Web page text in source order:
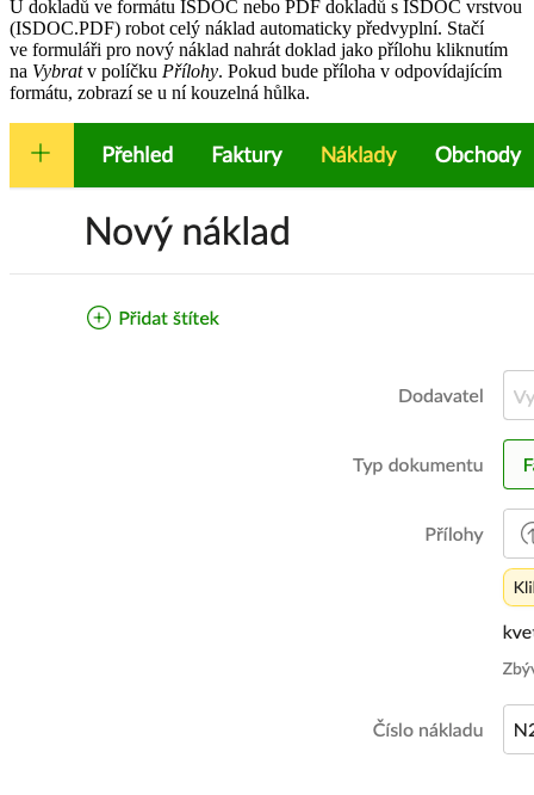
U dokladů ve formátu ISDOC nebo PDF dokladů s ISDOC vrstvou
(ISDOC.PDF) robot celý náklad automaticky předvyplní. Stačí
ve formuláři pro nový náklad nahrát doklad jako přílohu kliknutím
na Vybratv políčku Přílohy. Pokud bude příloha v odpovídajícím
formátu, zobrazí se u ní kouzelná hůlka.